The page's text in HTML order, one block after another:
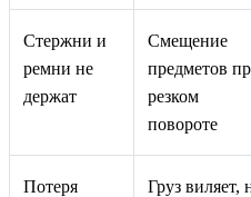
Стержни и
ремни не
держат
Смещение
предметов
резком
повороте
Потеря
Груз виляет,